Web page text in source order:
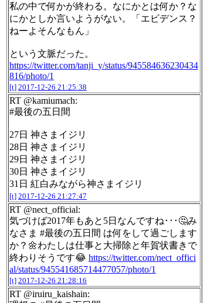
私の中で何かが終わる。なにかとは何か？な
にかとしか言いようがない。「エビデンス？
ねーよそんなもん」
という文脈だった。
https://twitter.com/tanji_y/status/945584636230434
816/photo/1
[t] 2017-12-26 21:25:38
RT @kamiumach:
#最後の五日間
27日 神さまイジリ
28日 神さまイジリ
29日 神さまイジリ
30日 神さまイジリ
31日 紅白みながら神さまイジリ
[t] 2017-12-26 21:27:47
RT @nect_official:
気づけば2017年もあと5日なんですね･･･🤔み
なさま #最後の五日間 は何をして過ごします
か？🌼わたしは仕事と大掃除と年賀状書きで
終わりそうです😂 https://twitter.com/nect_offici
al/status/945541685714477057/photo/1
[t] 2017-12-26 21:28:16
RT @iruiru_kaishain: